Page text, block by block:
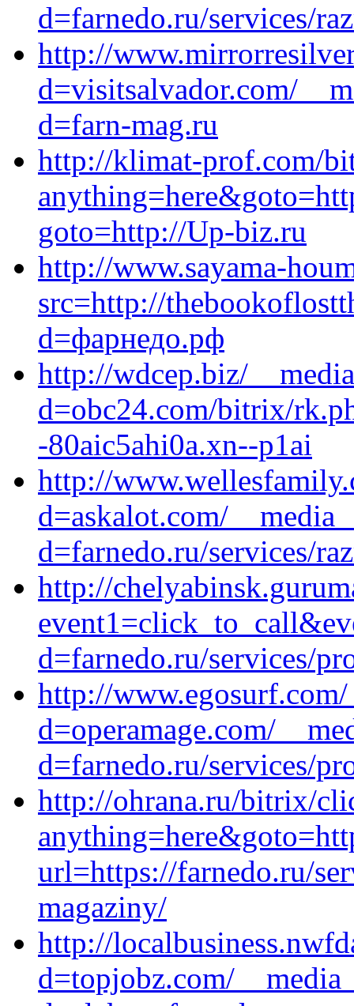
d=farnedo.ru/services/
http://
d=visitsalvador.com/
d=farn-mag.ru
http://klimat-prof.com/
goto=http://Up-biz.ru
http://www.sayama-
src=http://
d=фарнедо.рф
http://wdcep.biz/
d=obc24.com/bitrix/
-80aic5ahi0a.xn--p1ai
http://
d=askalot.com/
d=farnedo.ru/services/
http://
d=farnedo.ru/services/
http://
d=operamage.com/
d=farnedo.ru/services/
http://ohrana.ru/bitrix/
url=https://farnedo.ru/
magaziny/
http://
d=topjobz.com/